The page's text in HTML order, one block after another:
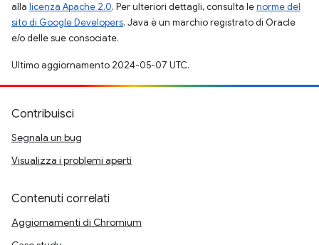
alla licenza Apache 2.0. Per ulteriori dettagli, consulta lenorme del
sito di Google Developers. Java è un marchio registrato di Oracle
e/o delle sue consociate.
Ultimo aggiornamento 2024-05-07 UTC.
Contribuisci
Segnala un bug
Visualizza i problemi aperti
Contenuti correlati
Aggiornamenti di Chromium